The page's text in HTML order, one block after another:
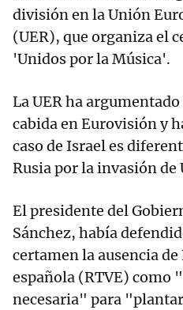
división en la Unión
(UER), que organiza el
'Unidos por la Música'.
La UER ha
cabida en Eurovisión y
caso de Israel es
Rusia por la invasión de
El presidente del
Sánchez, había
certamen la ausencia
española (RTVE) como
necesaria" para